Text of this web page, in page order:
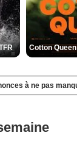
à ne pas